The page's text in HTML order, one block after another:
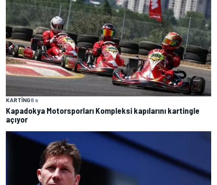
KARTING8 s
Kapadokya Motorsporları Kompleksi kapılarını kartingle
açıyor